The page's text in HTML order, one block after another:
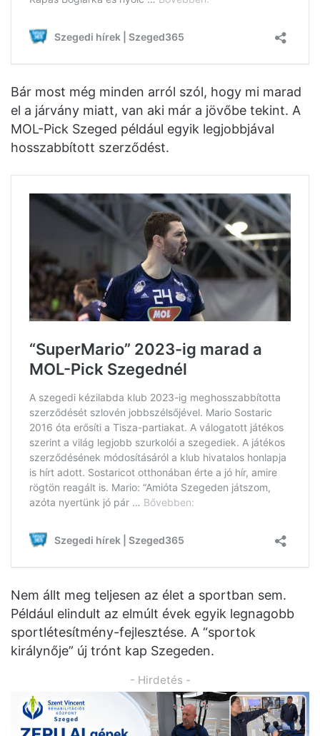
Bár most még minden arról szól, hogy mi marad
el a járvány miatt, van aki már a jövőbe tekint. A
MOL-Pick Szeged például egyik legjobbjával
hosszabbított szerződést.
Nem állt meg teljesen az élet a sportban sem.
Például elindult az elmúlt évek egyik legnagobb
sportlétesítmény-fejlesztése. A “sportok
királynője” új trónt kap Szegeden.
- Hirdetés -